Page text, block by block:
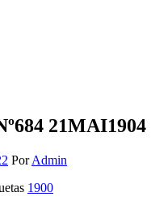
21MAI1904
PorAdmin
1900